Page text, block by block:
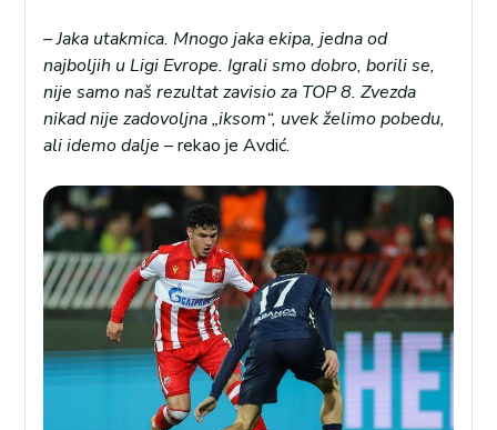
– Jaka utakmica. Mnogo jaka ekipa, jedna od
najboljih u Ligi Evrope. Igrali smo dobro, borili se,
nije samo naš rezultat zavisio za TOP 8. Zvezda
nikad nije zadovoljna „iksom“, uvek želimo pobedu,
ali idemo dalje –rekao je Avdić.